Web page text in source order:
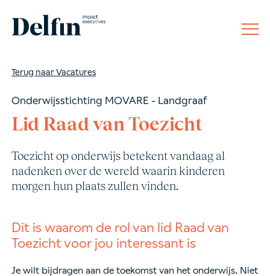
Terug naar Vacatures
Onderwijsstichting MOVARE - Landgraaf
Lid Raad van Toezicht
Toezicht op onderwijs betekent vandaag al
nadenken over de wereld waarin kinderen
morgen hun plaats zullen vinden.
Dit is waarom de rol van lid Raad van
Toezicht voor jou interessant is
Je wilt bijdragen aan de toekomst van het onderwijs. Niet